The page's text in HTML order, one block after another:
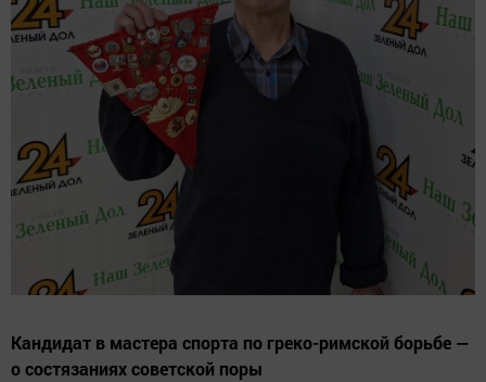
Кандидат в мастера спорта по греко-римской борьбе —
о состязаниях советской поры